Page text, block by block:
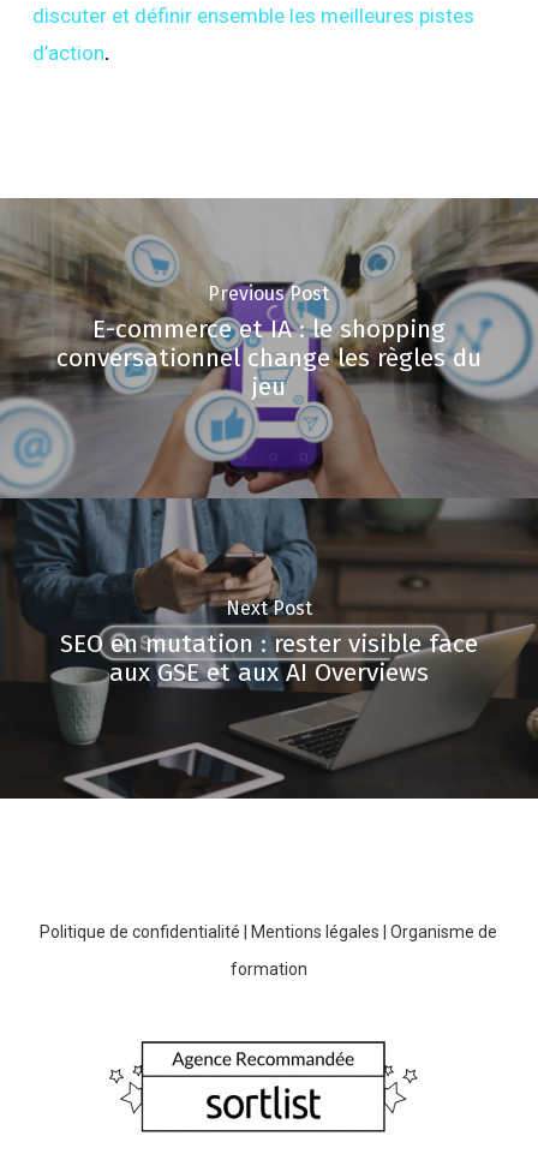
discuter et définir ensemble les meilleures pistes
d’action.
Previous Post
E-commerce et IA : le shopping
conversationnel change les règles du
jeu
Next Post
SEO en mutation : rester visible face
aux GSE et aux AI Overviews
Politique de confidentialité Mentions légales |Organisme de
formation